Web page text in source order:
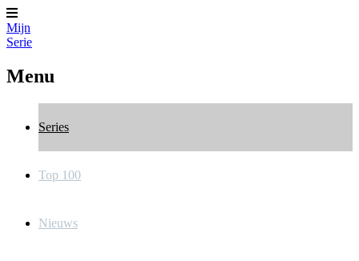
Mijn
Serie
Menu
Series
Top 100
Nieuws